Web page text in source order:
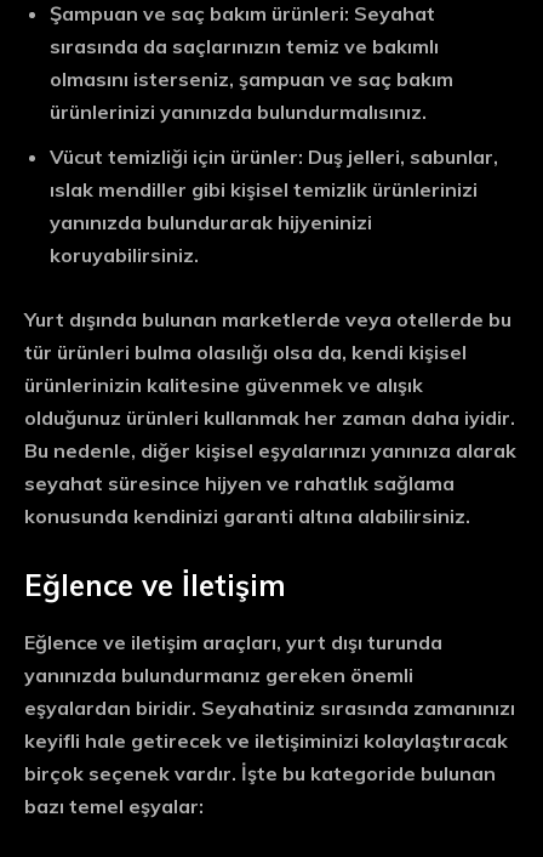
Şampuan ve saç bakım ürünleri: Seyahat
sırasında da saçlarınızın temiz ve bakımlı
olmasını isterseniz, şampuan ve saç bakım
ürünlerinizi yanınızda bulundurmalısınız.
Vücut temizliği için ürünler: Duş jelleri, sabunlar,
ıslak mendiller gibi kişisel temizlik ürünlerinizi
yanınızda bulundurarak hijyeninizi
koruyabilirsiniz.
Yurt dışında bulunan marketlerde veya otellerde bu
tür ürünleri bulma olasılığı olsa da, kendi kişisel
ürünlerinizin kalitesine güvenmek ve alışık
olduğunuz ürünleri kullanmak her zaman daha iyidir.
Bu nedenle, diğer kişisel eşyalarınızı yanınıza alarak
seyahat süresince hijyen ve rahatlık sağlama
konusunda kendinizi garanti altına alabilirsiniz.
Eğlence ve İletişim
Eğlence ve iletişim araçları, yurt dışı turunda
yanınızda bulundurmanız gereken önemli
eşyalardan biridir. Seyahatiniz sırasında zamanınızı
keyifli hale getirecek ve iletişiminizi kolaylaştıracak
birçok seçenek vardır. İşte bu kategoride bulunan
bazı temel eşyalar: